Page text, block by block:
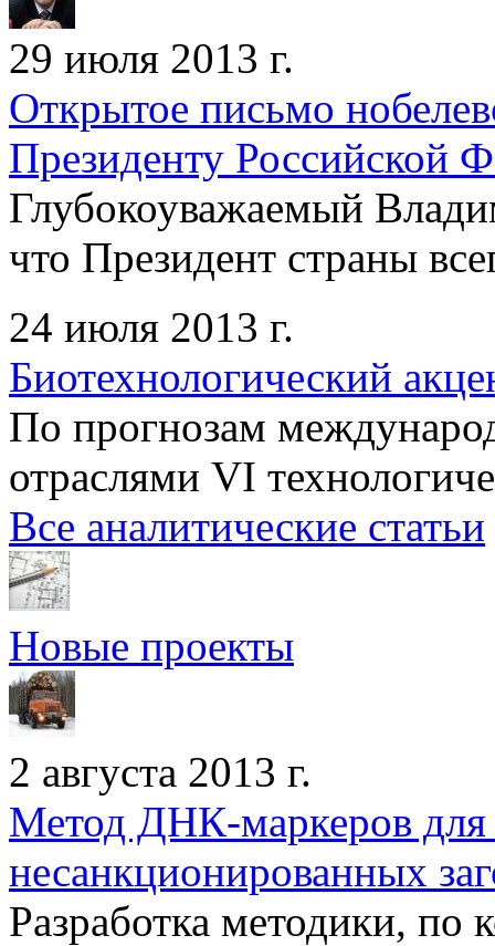
29 июля 2013 г.
Открытое письмо
Президенту Российской
Глубокоуважаемый
что Президент страны
24 июля 2013 г.
Биотехнологический
По прогнозам
отраслями VI
Все аналитические статьи
Новые проекты
2 августа 2013 г.
Метод ДНК-маркеров для
несанкционированных
Разработка методики, по